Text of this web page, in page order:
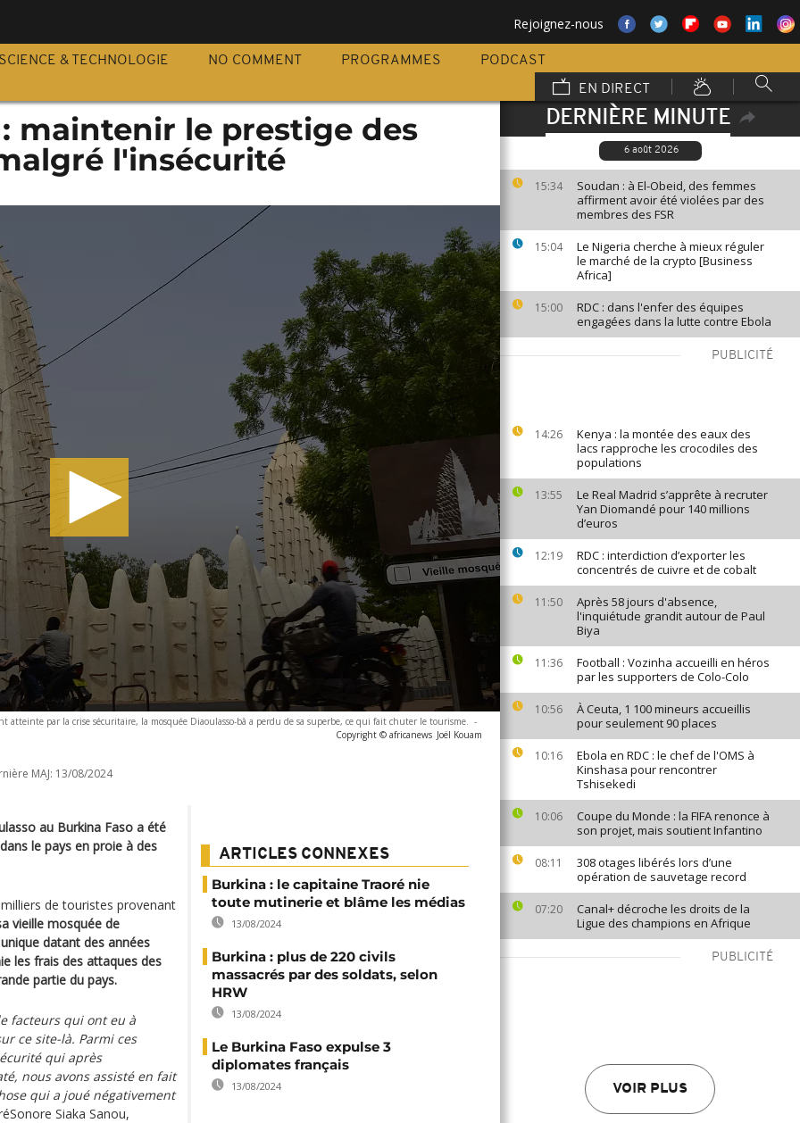
Rejoignez-nous
SCIENCE & TECHNOLOGIE NO COMMENT PROGRAMMES
PODCAST
EN DIRECT
DERNIÈRE MINUTE
6 août 2026
15:34
Soudan : à El-Obeid, des femmes
affirment avoir été violées par des
membres des FSR
15:04
Le Nigeria cherche à mieux réguler
le marché de la crypto [Business
Africa]
15:00
RDC : dans l'enfer des équipes
engagées dans la lutte contre Ebola
PUBLICITÉ
14:26
Kenya : la montée des eaux des
lacs rapproche les crocodiles des
populations
13:55
Le Real Madrid s’apprête à recruter
Yan Diomandé pour 140 millions
d’euros
12:19
RDC : interdiction d’exporter les
concentrés de cuivre et de cobalt
11:50
Après 58 jours d'absence,
l'inquiétude grandit autour de Paul
Biya
11:36
Football : Vozinha accueilli en héros
par les supporters de Colo-Colo
10:56
À Ceuta, 1 100 mineurs accueillis
pour seulement 90 places
10:16
Ebola en RDC : le chef de l'OMS à
Kinshasa pour rencontrer
Tshisekedi
10:06
Coupe du Monde : la FIFA renonce à
son projet, mais soutient Infantino
08:11
308 otages libérés lors d’une
opération de sauvetage record
07:20
Canal+ décroche les droits de la
Ligue des champions en Afrique
PUBLICITÉ
VOIR PLUS
maintenir le prestige des
l'insécurité
atteinte par la crise sécuritaire, la mosquée Diaoulasso-bâ a perdu de sa superbe, ce qui fait chuter le tourisme. -
Copyright © africanews Joël Kouam
MAJ: 13/08/2024
au Burkina Faso a été
le pays en proie à des
de touristes provenant
vieille mosquée de
datant des années
les frais des attaques des
partie du pays.
facteurs qui ont eu à
ce site-là. Parmi ces
qui après
nous avons assisté en fait
qui a joué négativement
Siaka Sanou,
ARTICLES CONNEXES
Burkina : le capitaine Traoré nie
toute mutinerie et blâme les médias
13/08/2024
Burkina : plus de 220 civils
massacrés par des soldats, selon
HRW
13/08/2024
Le Burkina Faso expulse 3
diplomates français
13/08/2024